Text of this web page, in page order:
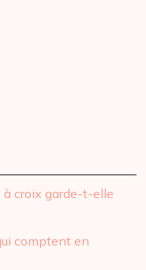
à croix garde-t-elle
comptent en